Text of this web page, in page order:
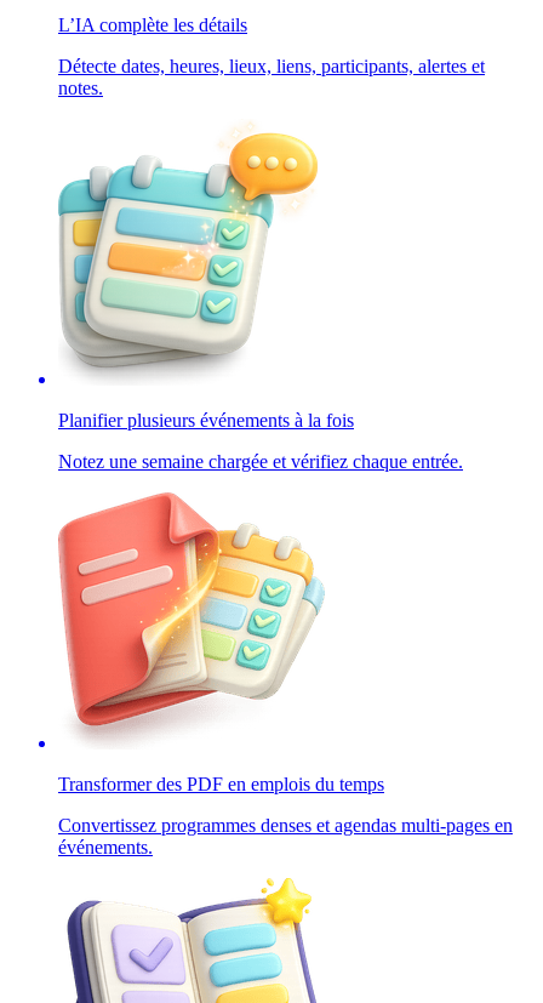
L’IA complète les détails
Détecte dates, heures, lieux, liens, participants, alertes et
notes.
Planifier plusieurs événements à la fois
Notez une semaine chargée et vérifiez chaque entrée.
Transformer des PDF en emplois du temps
Convertissez programmes denses et agendas multi-pages en
événements.